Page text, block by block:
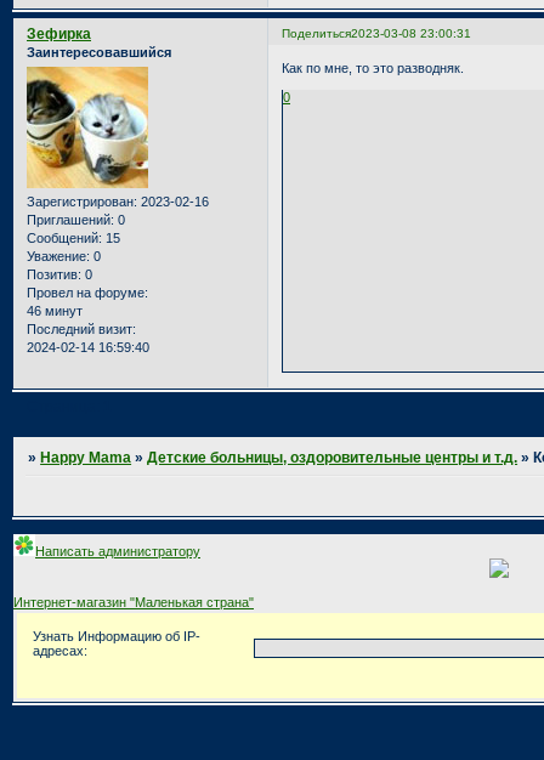
Поделиться2023-03-08 23:00:31
Зефирка
Заинтересовавшийся
Зарегистрирован: 2023-02-16
Приглашений: 0
Сообщений: 15
Уважение: 0
Позитив: 0
Провел на форуме:
46 минут
Последний визит:
2024-02-14 16:59:40
Как по мне, то это разводняк.
0
»Happy Mama »Детские больницы, оздоровительные центры и т.д. »
Написать администратору
Интернет-магазин "Маленькая страна"
Узнать Информацию об IP-
адресах: